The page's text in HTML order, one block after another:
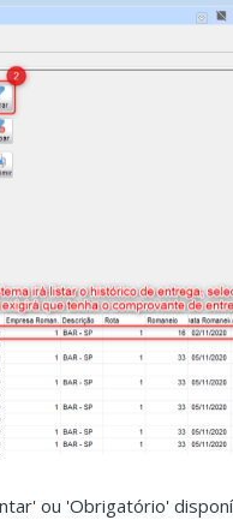
ou 'Obrigatório'